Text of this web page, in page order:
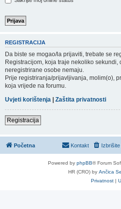
REGISTRACIJA
Da biste se mogao/la prijaviti, trebate se
Registracijom, koja traje nekoliko sekundi,
neregistrirane osobe nemaju.
Prije registriranja/prijavljivanja, molim(o),
koja vrijede na forumu.
Uvjeti korištenja | Zaštita privatnosti
Registracija
Početna Kontakt
Powered by phpBB® Forum
HR (CRO) by Ančica
Privatnost |